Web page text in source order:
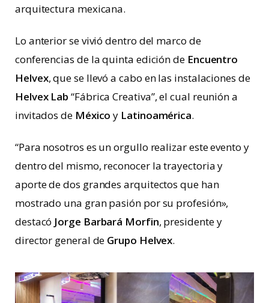
arquitectura mexicana.
Lo anterior se vivió dentro del marco de
conferencias de la quinta edición de Encuentro
Helvex, que se llevó a cabo en las instalaciones de
Helvex Lab “Fábrica Creativa”, el cual reunión a
invitados de México y Latinoamérica.
“Para nosotros es un orgullo realizar este evento y
dentro del mismo, reconocer la trayectoria y
aporte de dos grandes arquitectos que han
mostrado una gran pasión por su profesión»,
destacó Jorge Barbará Morfin, presidente y
director general de Grupo Helvex.